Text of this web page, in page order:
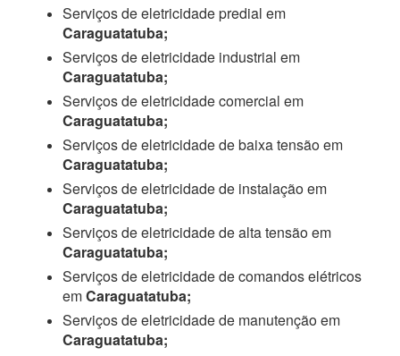
Serviços de eletricidade predial em
Caraguatatuba;
Serviços de eletricidade industrial em
Caraguatatuba;
Serviços de eletricidade comercial em
Caraguatatuba;
Serviços de eletricidade de baixa tensão em
Caraguatatuba;
Serviços de eletricidade de instalação em
Caraguatatuba;
Serviços de eletricidade de alta tensão em
Caraguatatuba;
Serviços de eletricidade de comandos elétricos
emCaraguatatuba;
Serviços de eletricidade de manutenção em
Caraguatatuba;